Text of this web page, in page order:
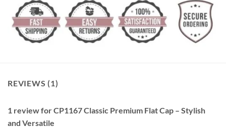
REVIEWS (1)
1 review forCP1167 Classic Premium Flat Cap – Stylish
and Versatile